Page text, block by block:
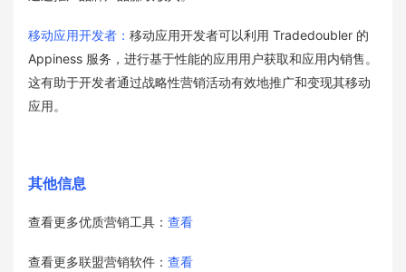
移动应用开发者： 移动应用开发者可以利用 Tradedoubler 的
Appiness 服务，进行基于性能的应用用户获取和应用内销售。
这有助于开发者通过战略性营销活动有效地推广和变现其移动
应用。
其他信息
查看更多优质营销工具： 查看
查看更多联盟营销软件： 查看